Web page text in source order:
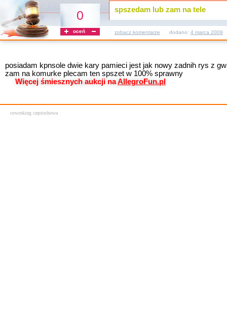
posiadam kpnsole dwie kary pamieci jest jak nowy zadnih rys z
zam na komurke plecam ten spszet w 100% sprawny
Więcej śmiesznych aukcji naAllegroFun.pl
0
oceń
spszedam lub zam na tele
zobacz komentarze dodano: 4 marca 2009
coworking częstochowa